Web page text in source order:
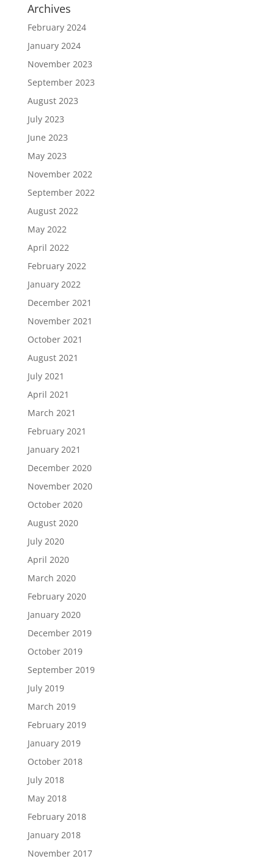
Archives
February 2024
January 2024
November 2023
September 2023
August 2023
July 2023
June 2023
May 2023
November 2022
September 2022
August 2022
May 2022
April 2022
February 2022
January 2022
December 2021
November 2021
October 2021
August 2021
July 2021
April 2021
March 2021
February 2021
January 2021
December 2020
November 2020
October 2020
August 2020
July 2020
April 2020
March 2020
February 2020
January 2020
December 2019
October 2019
September 2019
July 2019
March 2019
February 2019
January 2019
October 2018
July 2018
May 2018
February 2018
January 2018
November 2017